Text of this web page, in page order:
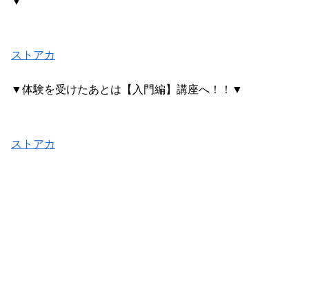
ストアカ
▼体験を受けたあとは【入門編】講座へ！！▼
ストアカ